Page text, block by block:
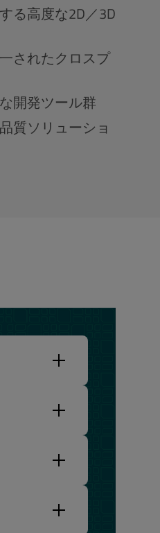
る高度な2D／3D
されたクロスプ
開発ツール群
質ソリューショ